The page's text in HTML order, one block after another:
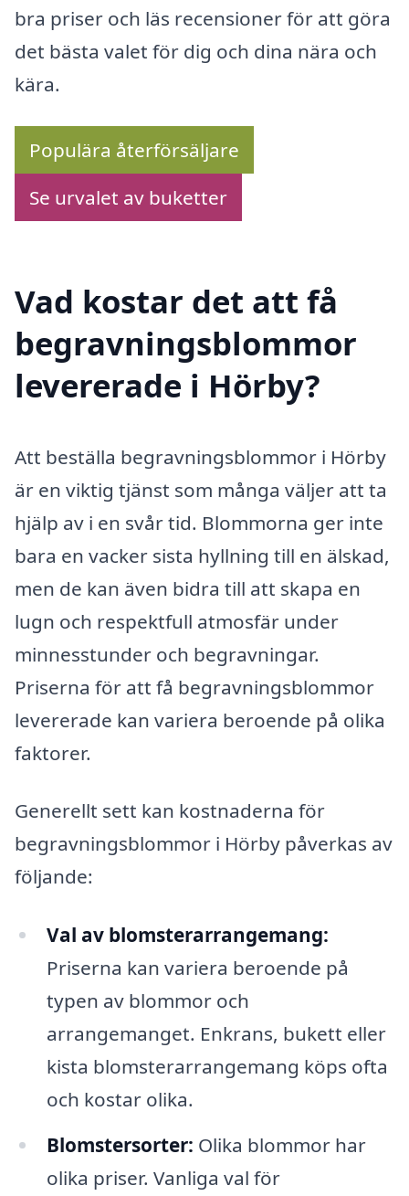
bra priser och läs recensioner för att göra
det bästa valet för dig och dina nära och
kära.
Populära återförsäljare
Se urvalet av buketter
Vad kostar det att få
begravningsblommor
levererade i Hörby?
Att beställa begravningsblommor i Hörby
är en viktig tjänst som många väljer att ta
hjälp av i en svår tid. Blommorna ger inte
bara en vacker sista hyllning till en älskad,
men de kan även bidra till att skapa en
lugn och respektfull atmosfär under
minnesstunder och begravningar.
Priserna för att få begravningsblommor
levererade kan variera beroende på olika
faktorer.
Generellt sett kan kostnaderna för
begravningsblommor i Hörby påverkas av
följande:
Val av blomsterarrangemang:
Priserna kan variera beroende på
typen av blommor och
arrangemanget. Enkrans, bukett eller
kista blomsterarrangemang köps ofta
och kostar olika.
Blomstersorter: Olika blommor har
olika priser. Vanliga val för